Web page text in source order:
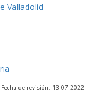
Valladolid
Fecha de revisión: 13-07-2022